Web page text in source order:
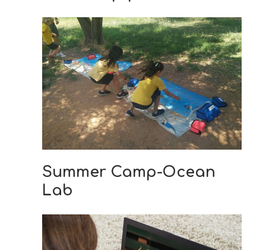
Summer Camp-Ocean
Lab